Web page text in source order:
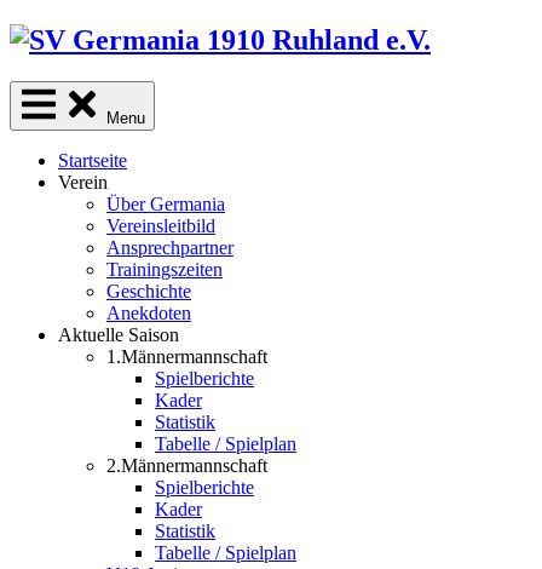
Skip
content
Menu
Startseite
Verein
Über Germania
Vereinsleitbild
Ansprechpartner
Trainingszeiten
Geschichte
Anekdoten
Aktuelle Saison
1.Männermannschaft
Spielberichte
Kader
Statistik
Tabelle / Spielplan
2.Männermannschaft
Spielberichte
Kader
Statistik
Tabelle / Spielplan